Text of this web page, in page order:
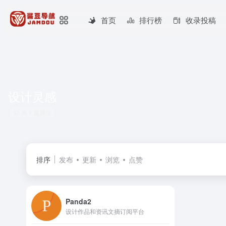
首页 排行榜 收录投稿
排序 发布 更新 浏览 点赞
Panda2
设计作品和资讯文摘订阅平台